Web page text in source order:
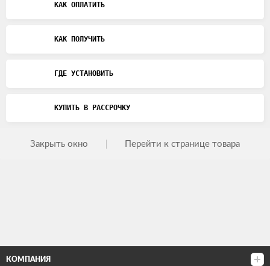
КАК ОПЛАТИТЬ
КАК ПОЛУЧИТЬ
ГДЕ УСТАНОВИТЬ
КУПИТЬ В РАССРОЧКУ
Закрыть окно Перейти к странице товара
КОМПАНИЯ